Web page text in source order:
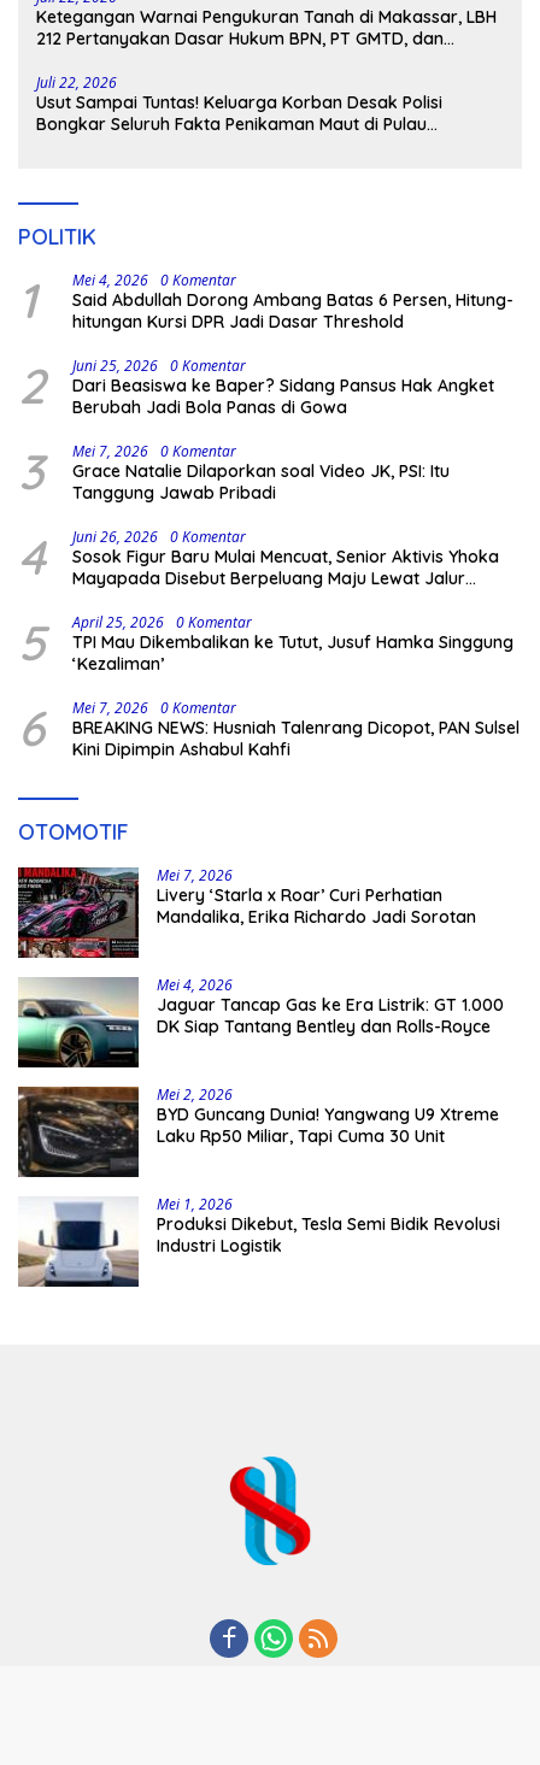
Ketegangan Warnai Pengukuran Tanah di Makassar, LBH
212 Pertanyakan Dasar Hukum BPN, PT GMTD, dan
Juli 22, 2026
Usut Sampai Tuntas! Keluarga Korban Desak Polisi
Bongkar Seluruh Fakta Penikaman Maut di Pulau
POLITIK
1 Mei 4, 2026 0 Komentar
Said Abdullah Dorong Ambang Batas 6 Persen, Hitung-
hitungan Kursi DPR Jadi Dasar Threshold
2 Juni 25, 2026 0 Komentar
Dari Beasiswa ke Baper? Sidang Pansus Hak Angket
Berubah Jadi Bola Panas di Gowa
3 Mei 7, 2026 0 Komentar
Grace Natalie Dilaporkan soal Video JK, PSI: Itu
Tanggung Jawab Pribadi
4 Juni 26, 2026 0 Komentar
Sosok Figur Baru Mulai Mencuat, Senior Aktivis Yhoka
Mayapada Disebut Berpeluang Maju Lewat Jalur
5 April 25, 2026 0 Komentar
TPI Mau Dikembalikan ke Tutut, Jusuf Hamka Singgung
‘Kezaliman’
6 Mei 7, 2026 0 Komentar
BREAKING NEWS: Husniah Talenrang Dicopot, PAN Sulsel
Kini Dipimpin Ashabul Kahfi
OTOMOTIF
Mei 7, 2026
Livery ‘Starla x Roar’ Curi Perhatian
Mandalika, Erika Richardo Jadi Sorotan
Mei 4, 2026
Jaguar Tancap Gas ke Era Listrik: GT 1.000
DK Siap Tantang Bentley dan Rolls-Royce
Mei 2, 2026
BYD Guncang Dunia! Yangwang U9 Xtreme
Laku Rp50 Miliar, Tapi Cuma 30 Unit
Mei 1, 2026
Produksi Dikebut, Tesla Semi Bidik Revolusi
Industri Logistik